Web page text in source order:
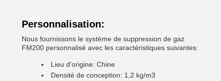
Personnalisation:
Nous fournissons le système de suppression de gaz
FM200 personnalisé avec les caractéristiques suivantes:
Lieu d'origine: Chine
Densité de conception: 1,2 kg/m3